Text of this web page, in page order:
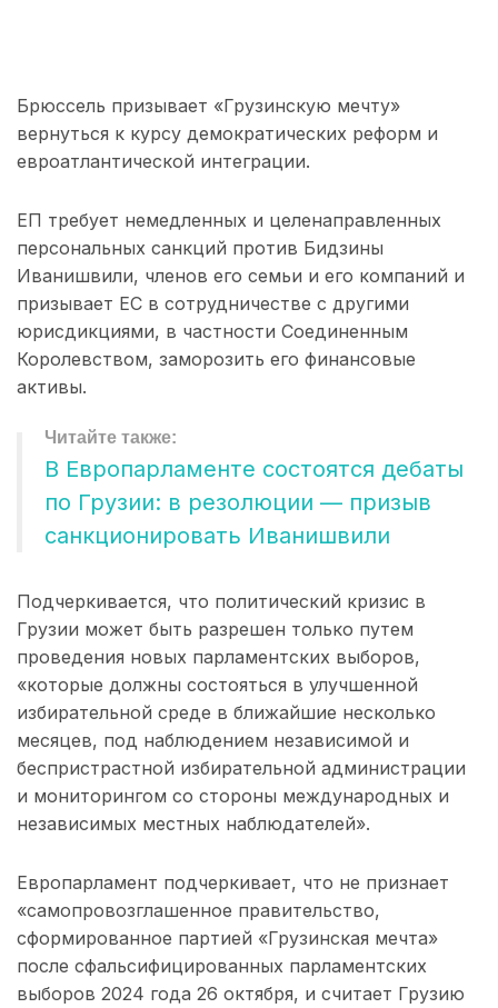
Брюссель призывает «Грузинскую мечту»
вернуться к курсу демократических реформ и
евроатлантической интеграции.
ЕП требует немедленных и целенаправленных
персональных санкций против Бидзины
Иванишвили, членов его семьи и его компаний и
призывает ЕС в сотрудничестве с другими
юрисдикциями, в частности Соединенным
Королевством, заморозить его финансовые
активы.
В Европарламенте состоятся дебаты
по Грузии: в резолюции — призыв
санкционировать Иванишвили
Подчеркивается, что политический кризис в
Грузии может быть разрешен только путем
проведения новых парламентских выборов,
«которые должны состояться в улучшенной
избирательной среде в ближайшие несколько
месяцев, под наблюдением независимой и
беспристрастной избирательной администрации
и мониторингом со стороны международных и
независимых местных наблюдателей».
Европарламент подчеркивает, что не признает
«самопровозглашенное правительство,
сформированное партией «Грузинская мечта»
после сфальсифицированных парламентских
выборов 2024 года 26 октября, и считает Грузию